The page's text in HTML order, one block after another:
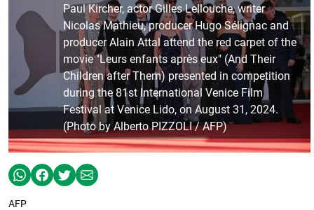
Paul Kircher, actor Gilles Lellouche, writer
Nicolas Mathieu, producer Hugo Sélignac and
producer Alain Attal attend the red carpet of the
movie "Leurs enfants après eux" (And Their
Children after Them) presented in competition
during the 81st International Venice Film
Festival at Venice Lido, on August 31, 2024.
(Photo by Alberto PIZZOLI / AFP)
AFP